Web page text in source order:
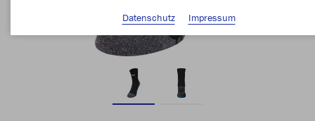
Datenschutz
Impressum